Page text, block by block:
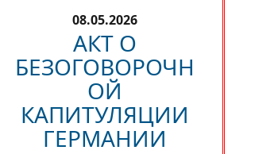
08.05.2026
АКТ О
БЕЗОГОВОРОЧН
ОЙ
КАПИТУЛЯЦИИ
ГЕРМАНИИ